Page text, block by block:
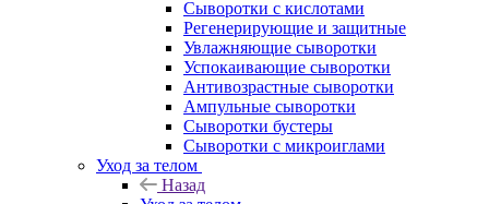
Сыворотки с кислотами
Регенерирующие и защитные
Увлажняющие сыворотки
Успокаивающие сыворотки
Антивозрастные сыворотки
Ампульные сыворотки
Сыворотки бустеры
Сыворотки с микроиглами
Уход за телом
Назад